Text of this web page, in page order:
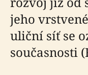
jeho
uliční síť se
současnosti